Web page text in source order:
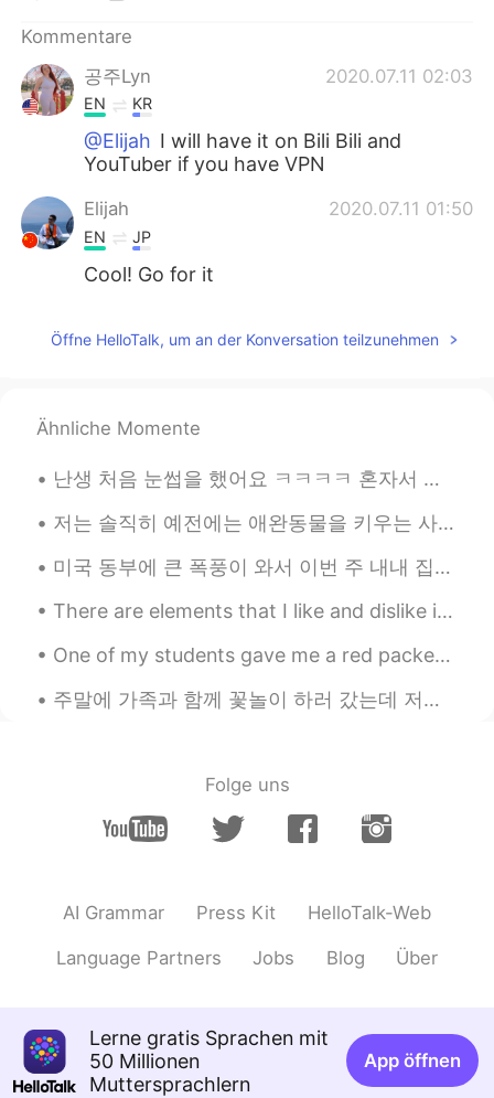
Kommentare
공주Lyn
2020.07.11 02:03
EN KR
@Elijah I will have it on Bili Bili and
YouTuber if you have VPN
Elijah 2020.07.11 01:50
EN JP
Cool! Go for it
Öffne HelloTalk, um an der Konversation teilzunehmen
Ähnliche Momente
난생 처음 눈썹을 했어요 ㅋㅋㅋㅋ 혼자서 한게 아니고 친구가 해주고 싶다고 해줬어요 제가 몇개월 전에 '첫체험' 기록장을 만들었어요 뭔가 삶이 지루하다고 느껴질때 저에게 ...
저는 솔직히 예전에는 애완동물을 키우는 사람들을 잘 이해 못했던 거 같아요 동물들을 싫어하진 않았지만 그렇게 중요한 존재라고 생각하진 않았어요 이렇게 말하면 애완동물 주인들이...
미국 동부에 큰 폭풍이 와서 이번 주 내내 집에 전기가 안 들어왔어요 ㅠㅠ 올해는 소소한 것들에 감사해야 하는 것을 배우는 거 같아요 한달 전 쯤에는 수돗물이 없어서 고생 많...
There are elements that I like and dislike in each. 😊 I completely have an obsession with interio...
One of my students gave me a red packet because of the Chinese Lunar New Year as a gift and I’m s...
주말에 가족과 함께 꽃놀이 하러 갔는데 저는 벚꽃의 아름다움에 매혹되고 눈을 뗄 수가 없어서 (꽃놀이 한지 너무 오래 되가지고 얼마나 아름다운지 잊고 있었어요 ㅠㅠ) 식구들은...
Folge uns
AI Grammar Press Kit HelloTalk-Web
Language Partners Jobs Blog Über
Lerne gratis Sprachen mit
50 Millionen
Muttersprachlern
App öffnen